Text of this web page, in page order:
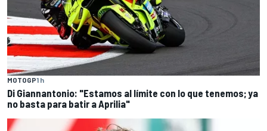
MOTOGP1 h
Di Giannantonio: "Estamos al límite con lo que tenemos; ya
no basta para batir a Aprilia"